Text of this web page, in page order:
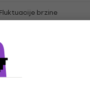
Fluktuacije brzine